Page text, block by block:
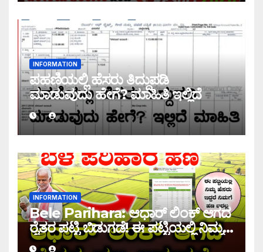
INFORMATION
ಪಹಣಿಯಲ್ಲಿ ಹೆಸರು ತಿದ್ದುಪಡಿ
ಮಾಡುವುದು ಹೇಗೆ? ಮಾಹಿತಿ ಇಲ್ಲಿದೆ
INFORMATION
Bele Parihara: ಆಧಾರ್ ಲಿಂಕ್ ಆಗದ
ರೈತರ ಪಟ್ಟಿ ಬಿಡುಗಡೆ! ಈ ಪಟ್ಟಿಯಲ್ಲಿ ನಿಮ್ಮ
ಹೆಸರು ಇದ್ದರೆ ನಿಮಗೆ ಹಣ ಜಮಾ ಆಗಲ್ಲ !